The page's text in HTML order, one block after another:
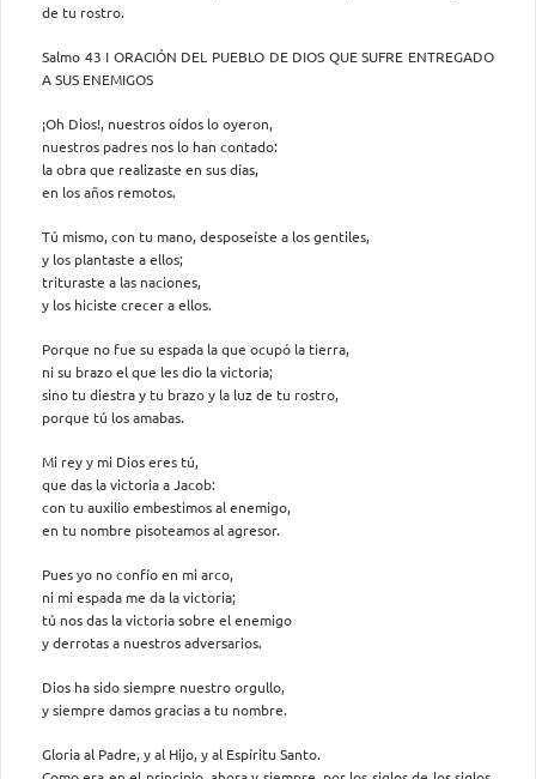
de tu rostro.
Salmo 43 I ORACIÓN DEL PUEBLO DE DIOS QUE SUFRE ENTREGADO
A SUS ENEMIGOS
¡Oh Dios!, nuestros oídos lo oyeron,
nuestros padres nos lo han contado:
la obra que realizaste en sus días,
en los años remotos.
Tú mismo, con tu mano, desposeíste a los gentiles,
y los plantaste a ellos;
trituraste a las naciones,
y los hiciste crecer a ellos.
Porque no fue su espada la que ocupó la tierra,
ni su brazo el que les dio la victoria;
sino tu diestra y tu brazo y la luz de tu rostro,
porque tú los amabas.
Mi rey y mi Dios eres tú,
que das la victoria a Jacob:
con tu auxilio embestimos al enemigo,
en tu nombre pisoteamos al agresor.
Pues yo no confío en mi arco,
ni mi espada me da la victoria;
tú nos das la victoria sobre el enemigo
y derrotas a nuestros adversarios.
Dios ha sido siempre nuestro orgullo,
y siempre damos gracias a tu nombre.
Gloria al Padre, y al Hijo, y al Espíritu Santo.